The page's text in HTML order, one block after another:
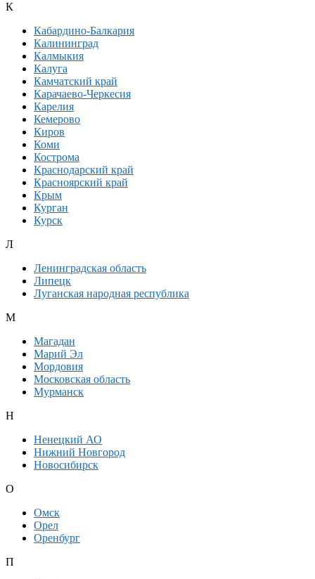
К
Кабардино-Балкария
Калининград
Калмыкия
Калуга
Камчатский край
Карачаево-Черкесия
Карелия
Кемерово
Киров
Коми
Кострома
Краснодарский край
Красноярский край
Крым
Курган
Курск
Л
Ленинградская область
Липецк
Луганская народная республика
М
Магадан
Марий Эл
Мордовия
Московская область
Мурманск
Н
Ненецкий АО
Нижний Новгород
Новосибирск
О
Омск
Орел
Оренбург
П